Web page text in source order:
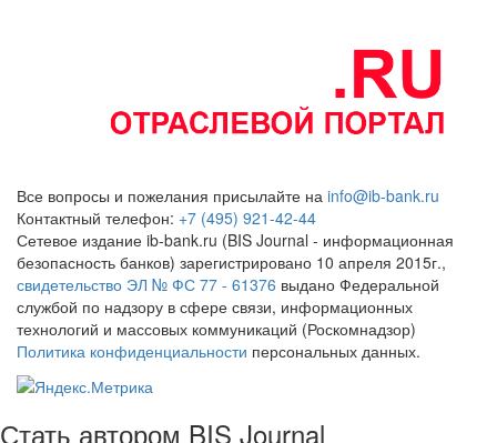
Все вопросы и пожелания присылайте на info@ib-bank.ru
Контактный телефон: +7 (495) 921-42-44
Сетевое издание ib-bank.ru (BIS Journal - информационная
безопасность банков) зарегистрировано 10 апреля 2015г.,
свидетельство ЭЛ № ФС 77 - 61376 выдано Федеральной
службой по надзору в сфере связи, информационных
технологий и массовых коммуникаций (Роскомнадзор)
Политика конфиденциальности персональных данных.
Стать автором BIS Journal